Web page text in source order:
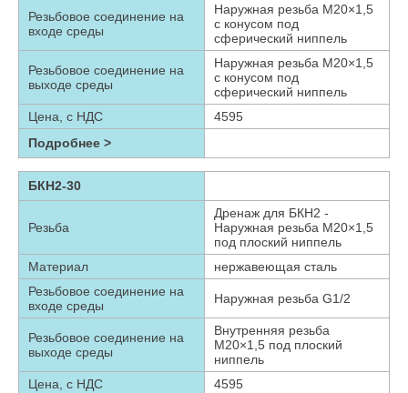
Резьбовое соединение на
входе среды
Наружная резьба М20×1,5
с конусом под
сферический ниппель
Резьбовое соединение на
выходе среды
Наружная резьба М20×1,5
с конусом под
сферический ниппель
Цена, с НДС
4595
Подробнее >
БКН2-30
Резьба
Дренаж для БКН2 -
Наружная резьба М20×1,5
под плоский ниппель
Материал
нержавеющая сталь
Резьбовое соединение на
входе среды
Наружная резьба G1/2
Резьбовое соединение на
выходе среды
Внутренняя резьба
М20×1,5 под плоский
ниппель
Цена, с НДС
4595